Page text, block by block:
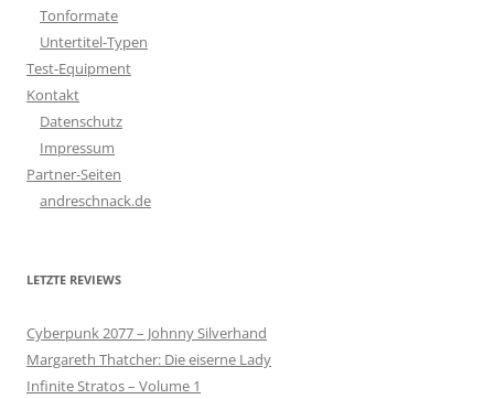
Tonformate
Untertitel-Typen
Test-Equipment
Kontakt
Datenschutz
Impressum
Partner-Seiten
andreschnack.de
LETZTE REVIEWS
Cyberpunk 2077 – Johnny Silverhand
Margareth Thatcher: Die eiserne Lady
Infinite Stratos – Volume 1